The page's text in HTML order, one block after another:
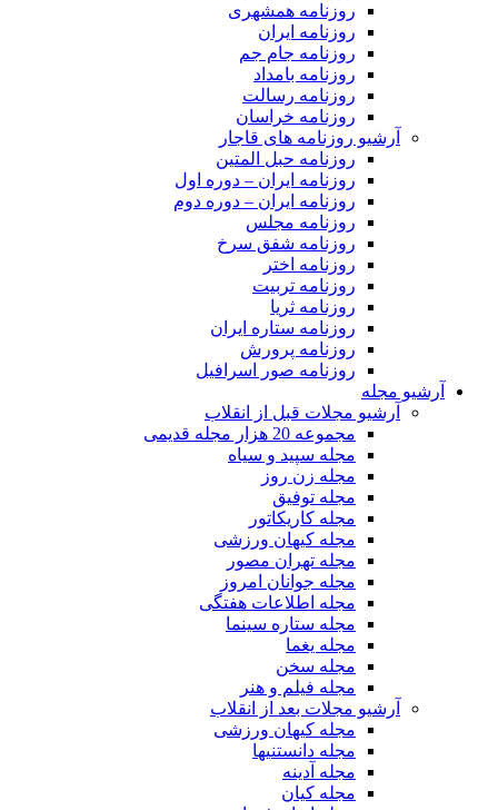
روزنامه همشهری
روزنامه ایران
روزنامه جام جم
روزنامه بامداد
روزنامه رسالت
روزنامه خراسان
آرشیو روزنامه های قاجار
روزنامه حبل المتین
روزنامه ایران – دوره اول
روزنامه ایران – دوره دوم
روزنامه مجلس
روزنامه شفق سرخ
روزنامه اختر
روزنامه تربیت
روزنامه ثریا
روزنامه ستاره ایران
روزنامه پرورش
روزنامه صور اسرافیل
آرشیو مجله
آرشیو مجلات قبل از انقلاب
مجموعه 20 هزار مجله قدیمی
مجله سپید و سیاه
مجله زن روز
مجله توفیق
مجله کاریکاتور
مجله کیهان ورزشی
مجله تهران مصور
مجله جوانان امروز
مجله اطلاعات هفتگی
مجله ستاره سینما
مجله یغما
مجله سخن
مجله فیلم و هنر
آرشیو مجلات بعد از انقلاب
مجله کیهان ورزشی
مجله دانستنیها
مجله آدینه
مجله کیان